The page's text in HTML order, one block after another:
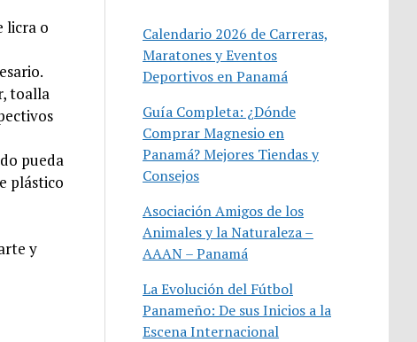
licra o
toalla
pueda
plástico
y
Calendario 2026 de Carreras,
Maratones y Eventos
Deportivos en Panamá
Guía Completa: ¿Dónde
Comprar Magnesio en
Panamá? Mejores Tiendas y
Consejos
Asociación Amigos de los
Animales y la Naturaleza –
AAAN – Panamá
La Evolución del Fútbol
Panameño: De sus Inicios a la
Escena Internacional